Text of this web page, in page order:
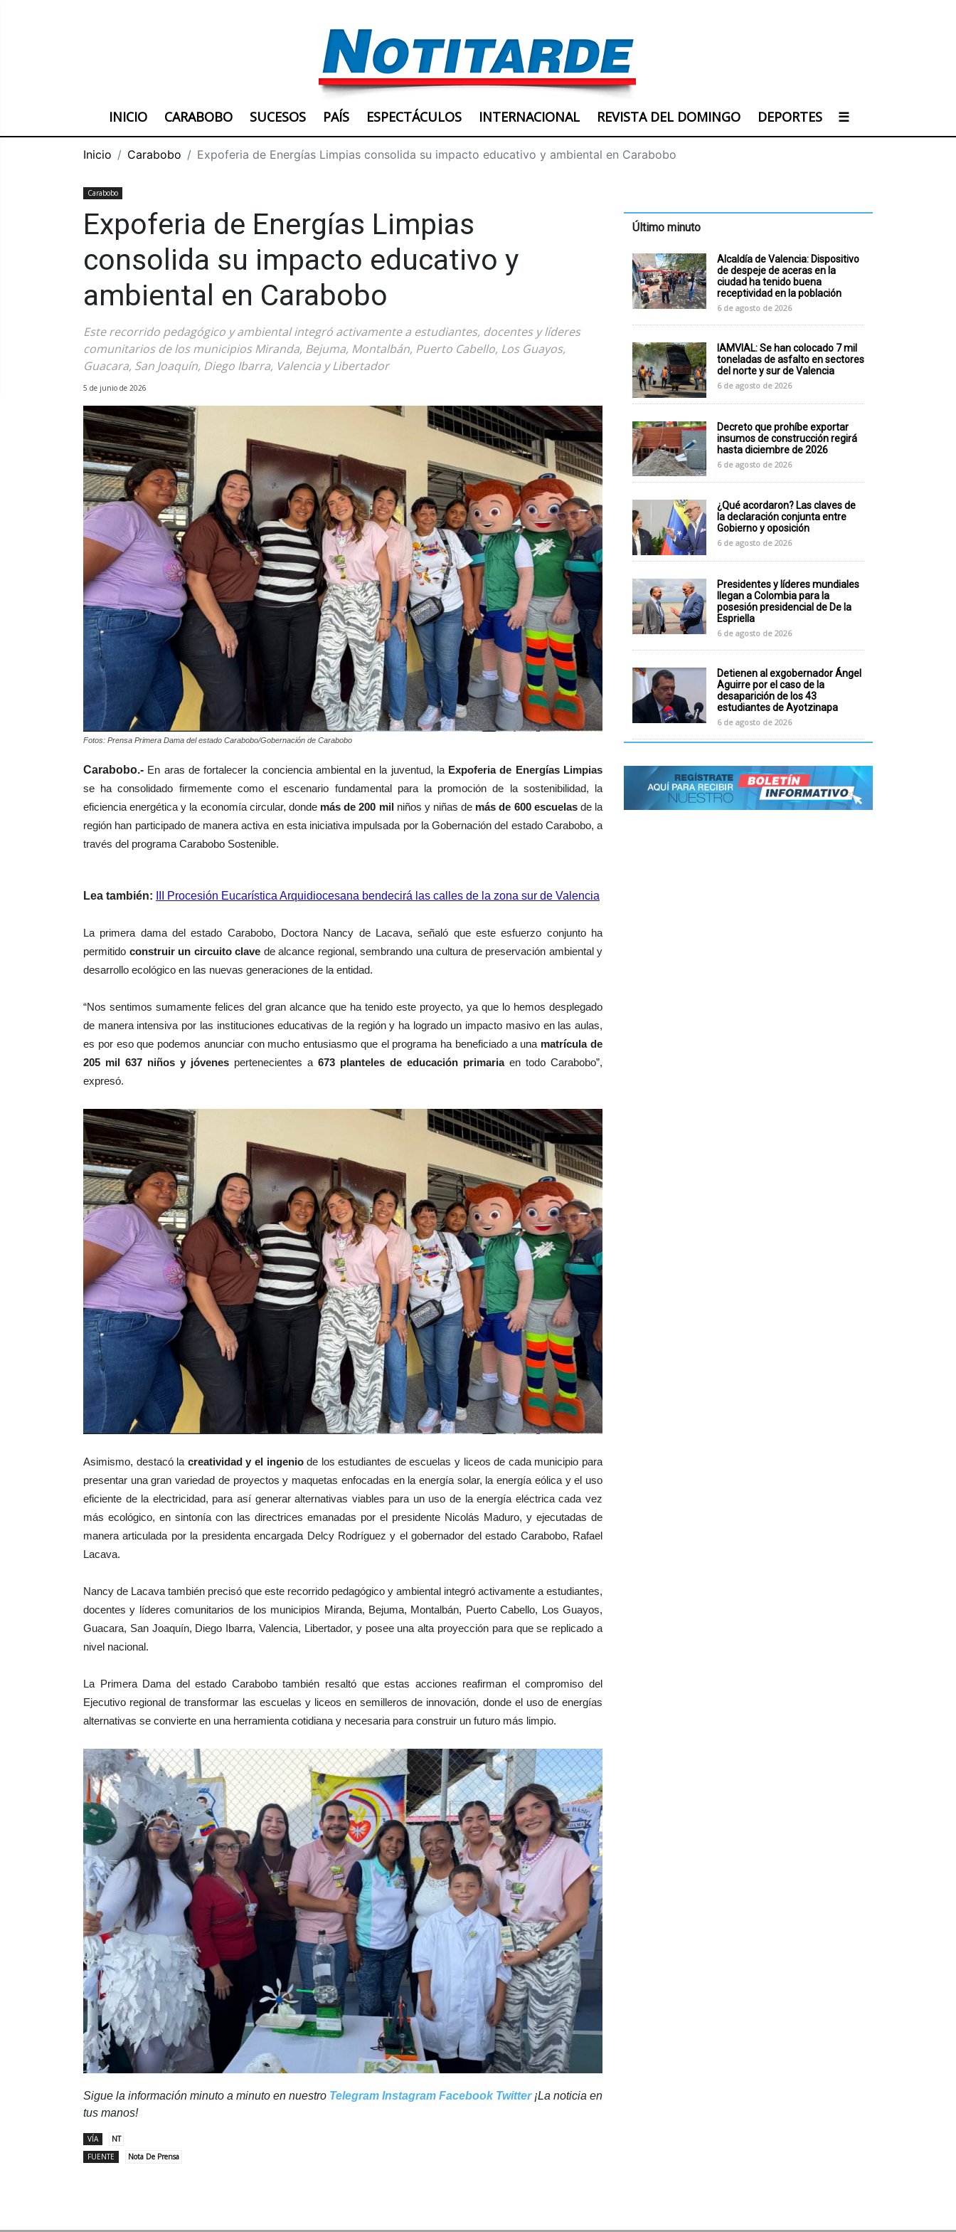
INICIO CARABOBO SUCESOS PAÍS ESPECTÁCULOS INTERNACIONAL REVISTA DEL DOMINGO DEPORTES ☰
Inicio Carabobo Expoferia de Energías Limpias consolida su impacto educativo y ambiental en Carabobo
Carabobo
Expoferia de Energías Limpias
consolida su impacto educativo y
ambiental en Carabobo
Este recorrido pedagógico y ambiental integró activamente a estudiantes, docentes y líderes
comunitarios de los municipios Miranda, Bejuma, Montalbán, Puerto Cabello, Los Guayos,
Guacara, San Joaquín, Diego Ibarra, Valencia y Libertador
5 de junio de 2026
Fotos: Prensa Primera Dama del estado Carabobo/Gobernación de Carabobo
Carabobo.- En aras de fortalecer la conciencia ambiental en la juventud, la Expoferia de Energías Limpias
se ha consolidado firmemente como el escenario fundamental para la promoción de la sostenibilidad, la
eficiencia energética y la economía circular, donde más de 200 mil niños y niñas de más de 600 escuelasde la
región han participado de manera activa en esta iniciativa impulsada por la Gobernación del estado Carabobo, a
través del programa Carabobo Sostenible.
Lea también: III Procesión Eucarística Arquidiocesana bendecirá las calles de la zona sur de Valencia
La primera dama del estado Carabobo, Doctora Nancy de Lacava, señaló que este esfuerzo conjunto ha
permitido construir un circuito clave de alcance regional, sembrando una cultura de preservación ambiental y
desarrollo ecológico en las nuevas generaciones de la entidad.
“Nos sentimos sumamente felices del gran alcance que ha tenido este proyecto, ya que lo hemos desplegado
de manera intensiva por las instituciones educativas de la región y ha logrado un impacto masivo en las aulas,
es por eso que podemos anunciar con mucho entusiasmo que el programa ha beneficiado a una matrícula de
205 mil 637 niños y jóvenes pertenecientes a 673 planteles de educación primaria en todo Carabobo”,
expresó.
Asimismo, destacó la creatividad y el ingeniode los estudiantes de escuelas y liceos de cada municipio para
presentar una gran variedad de proyectos y maquetas enfocadas en la energía solar, la energía eólica y el uso
eficiente de la electricidad, para así generar alternativas viables para un uso de la energía eléctrica cada vez
más ecológico, en sintonía con las directrices emanadas por el presidente Nicolás Maduro, y ejecutadas de
manera articulada por la presidenta encargada Delcy Rodríguez y el gobernador del estado Carabobo, Rafael
Lacava.
Nancy de Lacava también precisó que este recorrido pedagógico y ambiental integró activamente a estudiantes,
docentes y líderes comunitarios de los municipios Miranda, Bejuma, Montalbán, Puerto Cabello, Los Guayos,
Guacara, San Joaquín, Diego Ibarra, Valencia, Libertador, y posee una alta proyección para que se replicado a
nivel nacional.
La Primera Dama del estado Carabobo también resaltó que estas acciones reafirman el compromiso del
Ejecutivo regional de transformar las escuelas y liceos en semilleros de innovación, donde el uso de energías
alternativas se convierte en una herramienta cotidiana y necesaria para construir un futuro más limpio.
Sigue la información minuto a minuto en nuestro Telegram Instagram Facebook Twitter¡La noticia en
tus manos!
VÍA
NT
FUENTE
Nota De Prensa
Último minuto
Alcaldía de Valencia: Dispositivo
de despeje de aceras en la
ciudad ha tenido buena
receptividad en la población
6 de agosto de 2026
IAMVIAL: Se han colocado 7 mil
toneladas de asfalto en sectores
del norte y sur de Valencia
6 de agosto de 2026
Decreto que prohíbe exportar
insumos de construcción regirá
hasta diciembre de 2026
6 de agosto de 2026
¿Qué acordaron? Las claves de
la declaración conjunta entre
Gobierno y oposición
6 de agosto de 2026
Presidentes y líderes mundiales
llegan a Colombia para la
posesión presidencial de De la
Espriella
6 de agosto de 2026
Detienen al exgobernador Ángel
Aguirre por el caso de la
desaparición de los 43
estudiantes de Ayotzinapa
6 de agosto de 2026